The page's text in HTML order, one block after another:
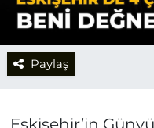
Paylaş
Eskişehir’in